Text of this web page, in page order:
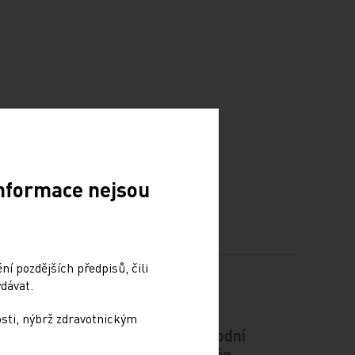
Vláda schválila Národní
nejsou
pozdějších předpisů, čili
nýbrž zdravotnickým